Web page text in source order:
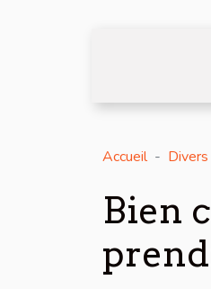
Accueil Divers
Bien